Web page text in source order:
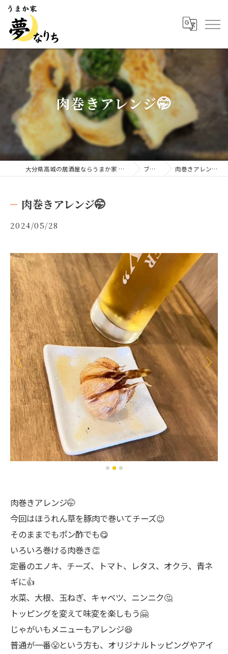
肉巻きアレンジ🤭
大分県高城の居酒屋ならうまか家 夢なりち ブログ 肉巻きアレンジ🤭
肉巻きアレンジ🤭
2024/05/28
肉巻きアレンジ🤭
今回はほうれん草を豚肉で巻いてチーズ😉
そのままでもポン酢でも😋
いろいろ巻ける肉巻き👏
定番のエノキ、チーズ、トマト、レタス、オクラ、青ネ
ギに👍
水菜、大根、玉ねぎ、キャベツ、ニンニク🤔
トッピングを変えて味変を楽しもう🤗
じゃがいもメニューもアレンジ😆
普通が一番😤という方も、オリジナルトッピングやアイ